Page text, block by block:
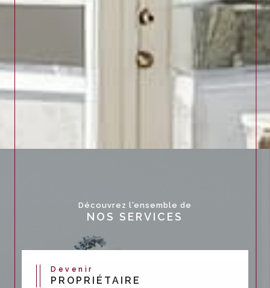
Découvrez l'ensemble de
NOS SERVICES
Devenir
PROPRIÉTAIRE